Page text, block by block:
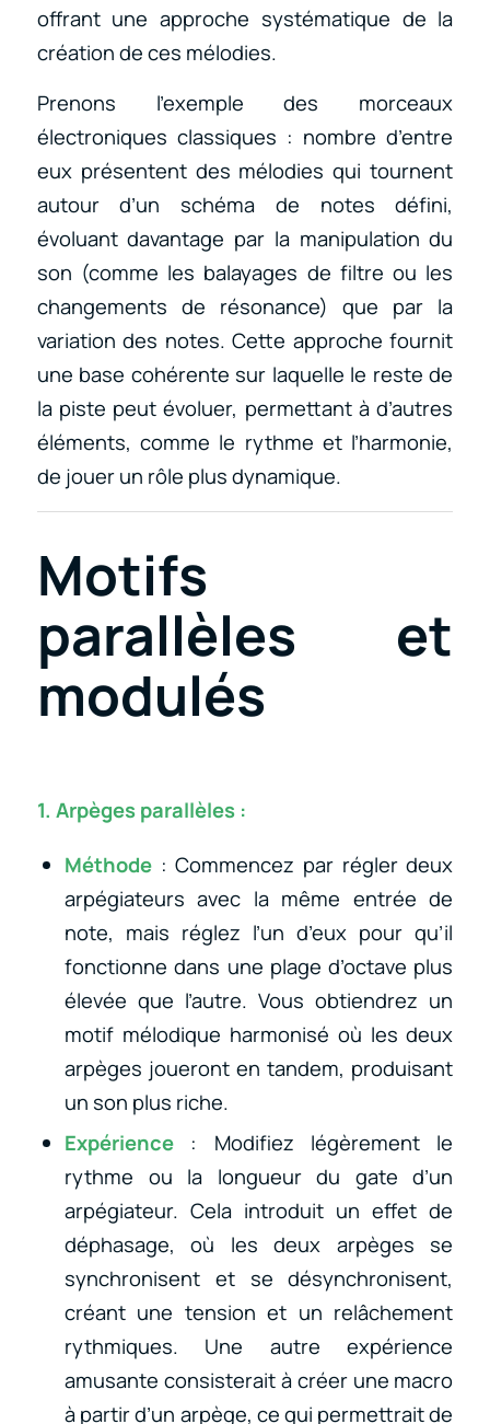
offrant une approche systématique de la
création de ces mélodies.
Prenons l’exemple des morceaux
électroniques classiques : nombre d’entre
eux présentent des mélodies qui tournent
autour d’un schéma de notes défini,
évoluant davantage par la manipulation du
son (comme les balayages de filtre ou les
changements de résonance) que par la
variation des notes. Cette approche fournit
une base cohérente sur laquelle le reste de
la piste peut évoluer, permettant à d’autres
éléments, comme le rythme et l’harmonie,
de jouer un rôle plus dynamique.
Motifs
parallèles et
modulés
1. Arpèges parallèles :
Méthode: Commencez par régler deux
arpégiateurs avec la même entrée de
note, mais réglez l’un d’eux pour qu’il
fonctionne dans une plage d’octave plus
élevée que l’autre. Vous obtiendrez un
motif mélodique harmonisé où les deux
arpèges joueront en tandem, produisant
un son plus riche.
Expérience: Modifiez légèrement le
rythme ou la longueur du gate d’un
arpégiateur. Cela introduit un effet de
déphasage, où les deux arpèges se
synchronisent et se désynchronisent,
créant une tension et un relâchement
rythmiques. Une autre expérience
amusante consisterait à créer une macro
à partir d’un arpège, ce qui permettrait de